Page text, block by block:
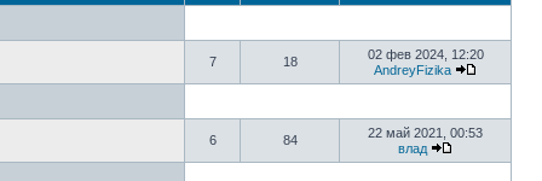
7 18
02 фев 2024, 12:20
AndreyFizika
6 84
22 май 2021, 00:53
влад